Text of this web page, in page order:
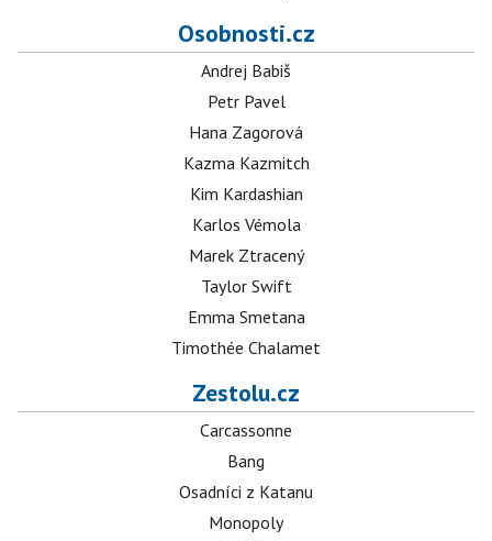
Osobnosti.cz
Andrej Babiš
Petr Pavel
Hana Zagorová
Kazma Kazmitch
Kim Kardashian
Karlos Vémola
Marek Ztracený
Taylor Swift
Emma Smetana
Timothée Chalamet
Zestolu.cz
Carcassonne
Bang
Osadníci z Katanu
Monopoly